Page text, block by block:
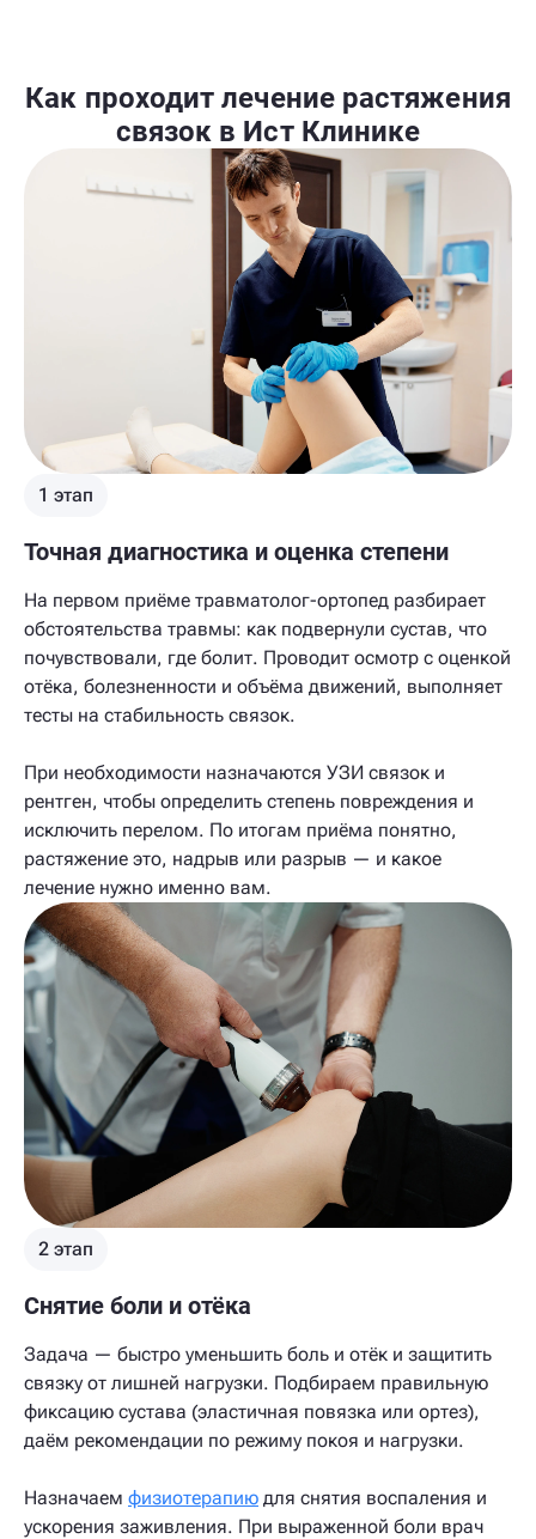
Как проходит лечение растяжения
связок в Ист Клинике
1 этап
Точная диагностика и оценка степени
На первом приёме травматолог-ортопед разбирает
обстоятельства травмы: как подвернули сустав, что
почувствовали, где болит. Проводит осмотр с оценкой
отёка, болезненности и объёма движений, выполняет
тесты на стабильность связок.
При необходимости назначаются УЗИ связок и
рентген, чтобы определить степень повреждения и
исключить перелом. По итогам приёма понятно,
растяжение это, надрыв или разрыв — и какое
лечение нужно именно вам.
2 этап
Снятие боли и отёка
Задача — быстро уменьшить боль и отёк и защитить
связку от лишней нагрузки. Подбираем правильную
фиксацию сустава (эластичная повязка или ортез),
даём рекомендации по режиму покоя и нагрузки.
Назначаем физиотерапию для снятия воспаления и
ускорения заживления. При выраженной боли врач